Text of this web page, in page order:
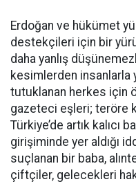
Erdoğan ve hükümet
destekçileri için bir
daha yanlış
kesimlerden insanlarla
tutuklanan herkes için
gazeteci eşleri; teröre
Türkiye’de artık kalıcı
girişiminde yer aldığı
suçlanan bir baba,
çiftçiler, gelecekleri